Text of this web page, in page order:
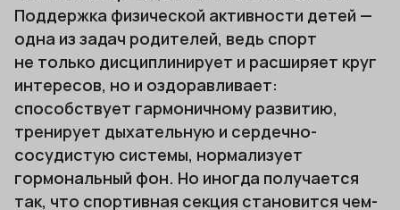
Поддержка физической активности детей —
одна из задач родителей, ведь спорт
не только дисциплинирует и расширяет круг
интересов, но и оздоравливает:
способствует гармоничному развитию,
тренирует дыхательную и сердечно-
сосудистую системы, нормализует
гормональный фон. Но иногда получается
так, что спортивная секция становится чем-